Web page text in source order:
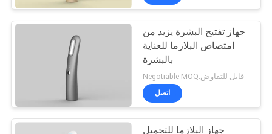
أداة الجمال EMS
18
جهاز تفتيح البشرة يزيد من
امتصاص البلازما للعناية
بالبشرة
Negotiable MOQ:قابل للتفاوض
اتصل
جهاز البلازما للتجميل